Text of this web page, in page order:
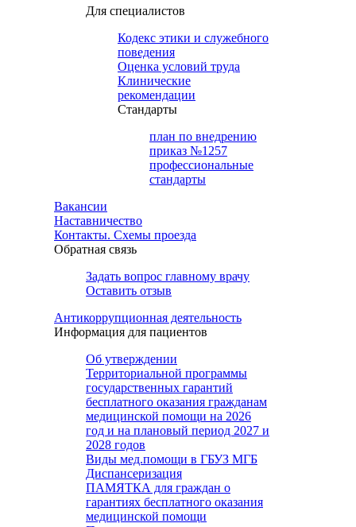
Для специалистов
Кодекс этики и служебного
поведения
Оценка условий труда
Клинические
рекомендации
Cтандарты
план по внедрению
приказ №1257
профессиональные
стандарты
Вакансии
Наставничество
Контакты. Схемы проезда
Обратная связь
Задать вопрос главному врачу
Оставить отзыв
Антикоррупционная деятельность
Информация для пациентов
Об утверждении
Территориальной программы
государственных гарантий
бесплатного оказания гражданам
медицинской помощи на 2026
год и на плановый период 2027 и
2028 годов
Виды мед.помощи в ГБУЗ МГБ
Диспансеризация
ПАМЯТКА для граждан о
гарантиях бесплатного оказания
медицинской помощи